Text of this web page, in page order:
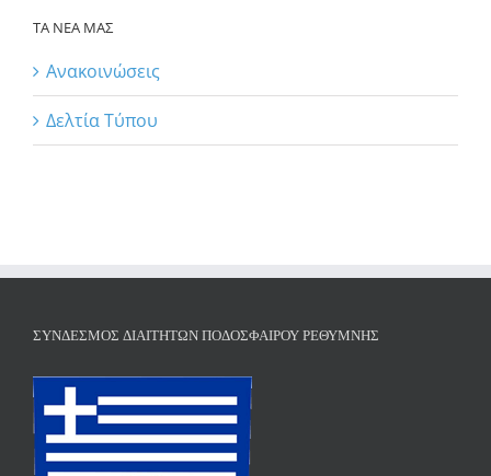
ΤΑ ΝΕΑ ΜΑΣ
Ανακοινώσεις
Δελτία Τύπου
ΣΎΝΔΕΣΜΟΣ ΔΙΑΙΤΗΤΏΝ ΠΟΔΟΣΦΑΊΡΟΥ ΡΕΘΎΜΝΗΣ